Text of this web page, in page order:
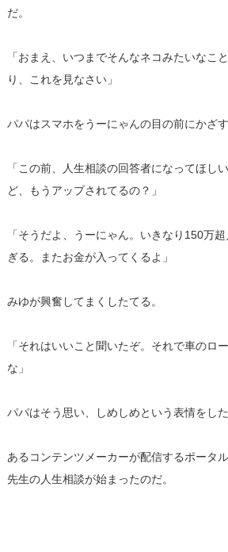
だ。
「おまえ、いつまでそんなネコみたいなこ
り、これを見なさい」
パパはスマホをうーにゃんの目の前にかざす
「この前、人生相談の回答者になってほし
ど、もうアップされてるの？」
「そうだよ、うーにゃん。いきなり150万
ぎる。またお金が入ってくるよ」
みゆが興奮してまくしたてる。
「それはいいこと聞いたぞ。それで車のロ
な」
パパはそう思い、しめしめという表情をした
あるコンテンツメーカーが配信するポータ
先生の人生相談が始まったのだ。